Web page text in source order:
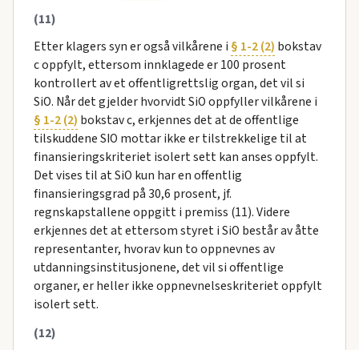
(11)
Etter klagers syn er også vilkårene i § 1-2 (2) bokstav
c oppfylt, ettersom innklagede er 100 prosent
kontrollert av et offentligrettslig organ, det vil si
SiO. Når det gjelder hvorvidt SiO oppfyller vilkårene i
§ 1-2 (2) bokstav c, erkjennes det at de offentlige
tilskuddene SIO mottar ikke er tilstrekkelige til at
finansieringskriteriet isolert sett kan anses oppfylt.
Det vises til at SiO kun har en offentlig
finansieringsgrad på 30,6 prosent, jf.
regnskapstallene oppgitt i premiss (11). Videre
erkjennes det at ettersom styret i SiO består av åtte
representanter, hvorav kun to oppnevnes av
utdanningsinstitusjonene, det vil si offentlige
organer, er heller ikke oppnevnelseskriteriet oppfylt
isolert sett.
(12)